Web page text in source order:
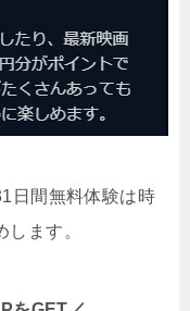
日間無料体験は時
ます。